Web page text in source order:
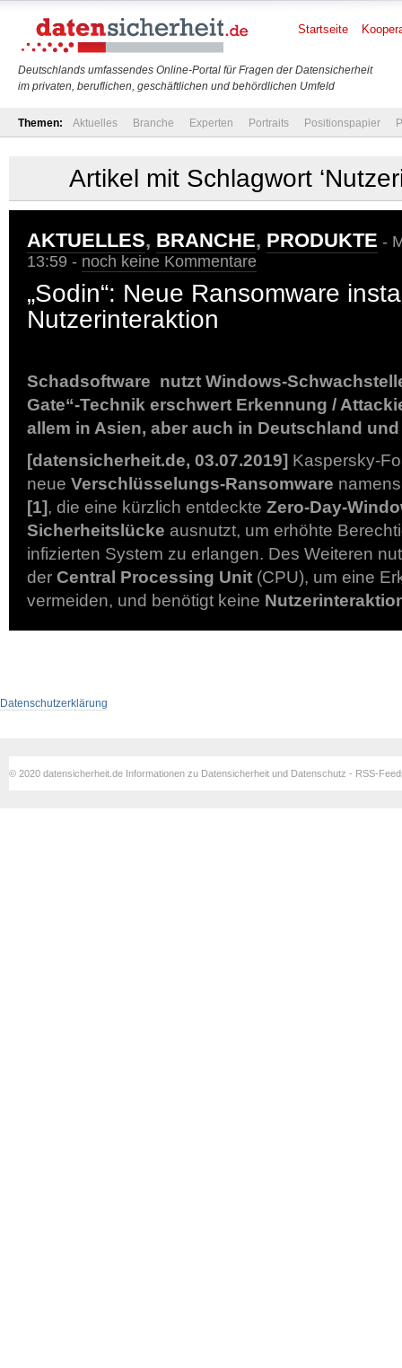
Deutschlands umfassendes Online-Portal für Fragen der Datensicherheit
im privaten, beruflichen, geschäftlichen und behördlichen Umfeld
Startseite
Themen: Aktuelles Branche Experten Portraits Positionspapier
Artikel mit Schlagwort
AKTUELLES, BRANCHE, PRODUKTE -
13:59 - noch keine Kommentare
„Sodin“: Neue Ransomware
Nutzerinteraktion
Schadsoftware nutzt Windows-
Gate“-Technik erschwert Erkennung /
allem in Asien, aber auch in Deutschland
[datensicherheit.de, 03.07.2019] Kaspersky-
neue Verschlüsselungs-Ransomware
[1], die eine kürzlich entdeckte Zero-Day-
Sicherheitslücke ausnutzt, um erhöhte
infizierten System zu erlangen. Des Weiteren
der Central Processing Unit (CPU), um eine
vermeiden, und benötigt keine
Datenschutzerklärung
© 2020 datensicherheit.de Informationen zu Datensicherheit und Datenschutz - RSS-